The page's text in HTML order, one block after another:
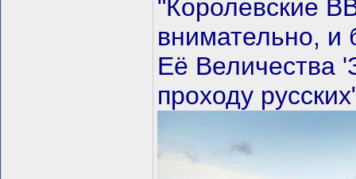
"Королевские
внимательно, и
Её Величества
проходу